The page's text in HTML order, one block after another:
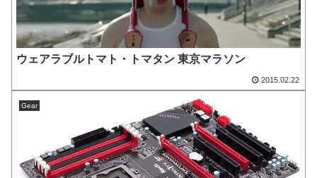
ウェアラブルトマト・トマタン 東京マラソン
2015.02.22
Gear